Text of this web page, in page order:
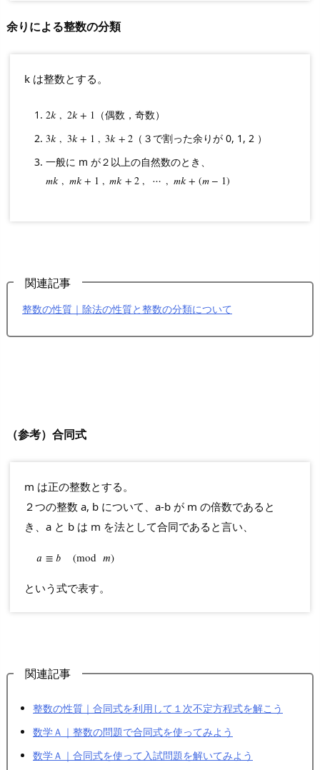
余りによる整数の分類
k は整数とする。
2𝑘 , 2𝑘+ 1
2k , 2k+1 （偶数，奇数）
3𝑘 , 3𝑘+ 1 , 3𝑘 + 2
3k , 3k+1 , 3 k+2
（３で割った余りが 0, 1, 2 ）
一般に m が２以上の自然数のとき、
𝑚𝑘 , 𝑚𝑘+ 1 , 𝑚𝑘 + 2 , ⋯ , 𝑚𝑘+ (𝑚− 1)
mk , mk+1 , mk+ 2 ⋯ m k +(m−1)
関連記事
整数の性質｜除法の性質と整数の分類について
（参考）合同式
m は正の整数とする。
２つの整数 a, b について、a-b が m の倍数であると
き、a と b は m を法として合同であると言い、
𝑎 ≡ 𝑏 (mod 𝑚)
a≡b( modm)
という式で表す。
関連記事
整数の性質｜合同式を利用して１次不定方程式を解こう
数学Ａ｜整数の問題で合同式を使ってみよう
数学Ａ｜合同式を使って入試問題を解いてみよう